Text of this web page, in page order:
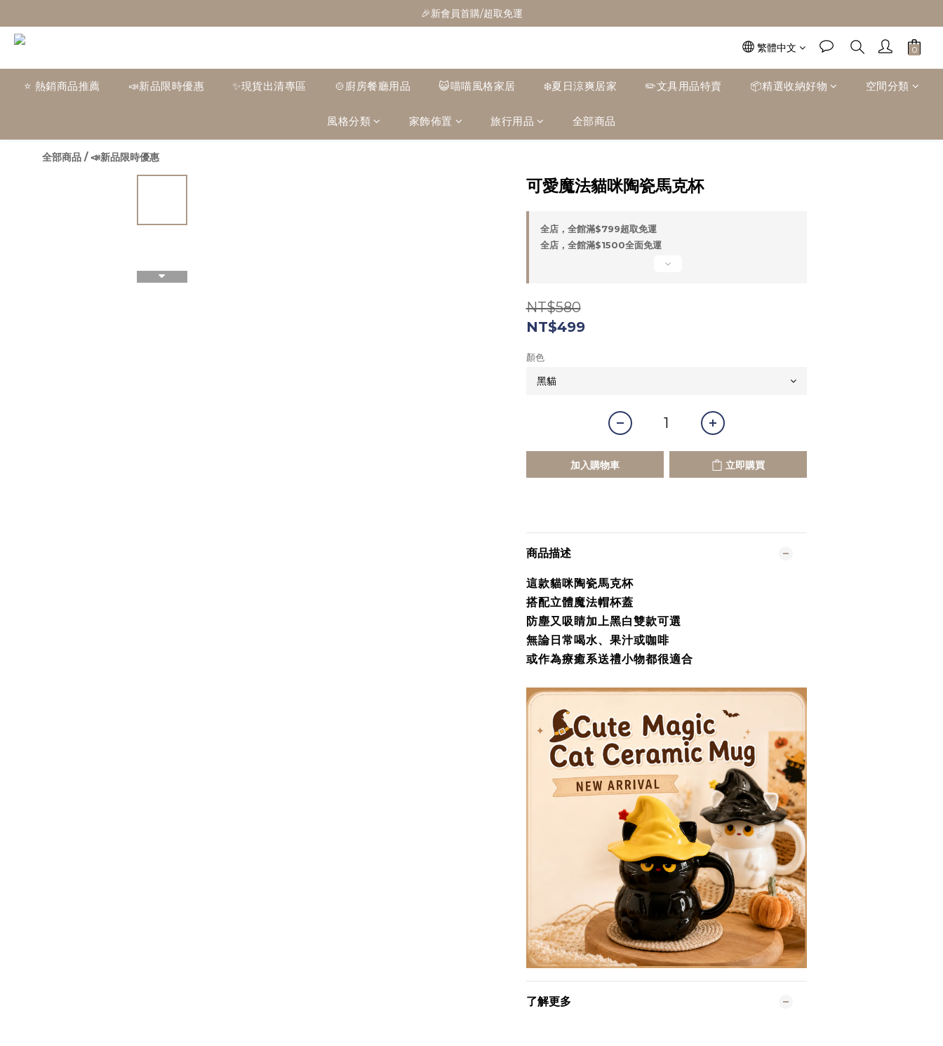
🎁全館消費滿1300立折100
🎉新會員首購/超取免運
🎁全館消費滿1300立折100
繁體中文
⭐ 熱銷商品推薦 📣新品限時優惠 ✨現貨出清專區 🍲廚房餐廳用品 😺喵喵風格家居 ❄️夏日涼爽居家 ✏️文具用品特賣 📦精選收納好物 空間分類
風格分類 家飾佈置 旅行用品 全部商品
全部商品 / 📣新品限時優惠
可愛魔法貓咪陶瓷馬克杯
全店，全館滿$799超取免運
全店，全館滿$1500全面免運
NT$580
NT$499
顏色
加入購物車 立即購買
商品描述
這款貓咪陶瓷馬克杯
搭配立體魔法帽杯蓋
防塵又吸睛加上黑白雙款可選
無論日常喝水、果汁或咖啡
或作為療癒系送禮小物都很適合
了解更多